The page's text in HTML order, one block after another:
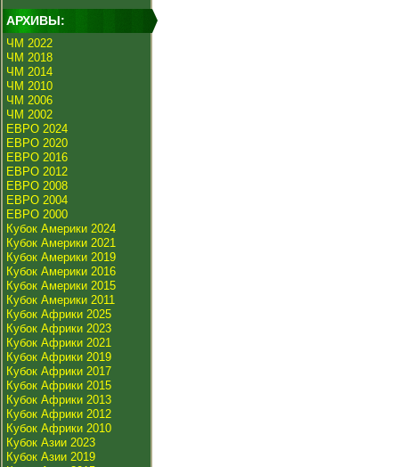
АРХИВЫ:
ЧМ 2022
ЧМ 2018
ЧМ 2014
ЧМ 2010
ЧМ 2006
ЧМ 2002
ЕВРО 2024
ЕВРО 2020
ЕВРО 2016
ЕВРО 2012
ЕВРО 2008
ЕВРО 2004
ЕВРО 2000
Кубок Америки 2024
Кубок Америки 2021
Кубок Америки 2019
Кубок Америки 2016
Кубок Америки 2015
Кубок Америки 2011
Кубок Африки 2025
Кубок Африки 2023
Кубок Африки 2021
Кубок Африки 2019
Кубок Африки 2017
Кубок Африки 2015
Кубок Африки 2013
Кубок Африки 2012
Кубок Африки 2010
Кубок Азии 2023
Кубок Азии 2019